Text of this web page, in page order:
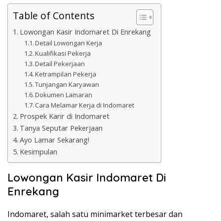
Table of Contents
Lowongan Kasir Indomaret Di Enrekang
Detail Lowongan Kerja
Kualifikasi Pekerja
Detail Pekerjaan
Ketrampilan Pekerja
Tunjangan Karyawan
Dokumen Lamaran
Cara Melamar Kerja di Indomaret
Prospek Karir di Indomaret
Tanya Seputar Pekerjaan
Ayo Lamar Sekarang!
Kesimpulan
Lowongan Kasir Indomaret Di
Enrekang
Indomaret, salah satu minimarket terbesar dan